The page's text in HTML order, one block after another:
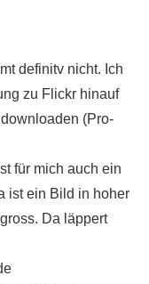
definitv nicht. Ich
zu Flickr hinauf
(Pro-
für mich auch ein
ist ein Bild in hoher
Da läppert